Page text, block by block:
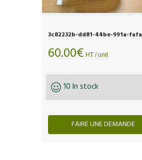
3c82232b-dd81-44be-991a-
60.00€ HT / unit
10 In stock
FAIRE UNE DEMANDE